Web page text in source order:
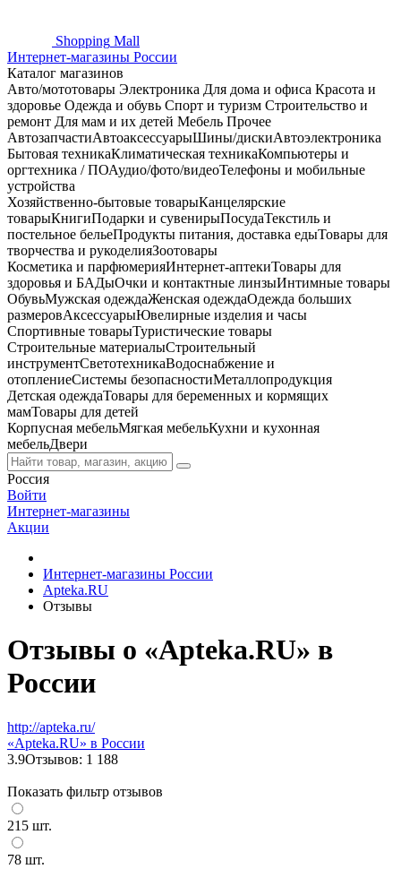
Shopping Mall
Интернет-магазины России
Каталог магазинов
Авто/мототовары Электроника Для дома и офиса Красота и
здоровье Одежда и обувь Спорт и туризм Строительство и
ремонт Для мам и их детей Мебель Прочее
АвтозапчастиАвтоаксессуарыШины/дискиАвтоэлектроника
Бытовая техникаКлиматическая техникаКомпьютеры и
оргтехника / ПОАудио/фото/видеоТелефоны и мобильные
устройства
Хозяйственно-бытовые товарыКанцелярские
товарыКнигиПодарки и сувенирыПосудаТекстиль и
постельное бельеПродукты питания, доставка едыТовары для
творчества и рукоделияЗоотовары
Косметика и парфюмерияИнтернет-аптекиТовары для
здоровья и БАДыОчки и контактные линзыИнтимные товары
ОбувьМужская одеждаЖенская одеждаОдежда больших
размеровАксессуарыЮвелирные изделия и часы
Спортивные товарыТуристические товары
Строительные материалыСтроительный
инструментСветотехникаВодоснабжение и
отоплениеСистемы безопасностиМеталлопродукция
Детская одеждаТовары для беременных и кормящих
мамТовары для детей
Корпусная мебельМягкая мебельКухни и кухонная
мебельДвери
Россия
Войти
Интернет-магазины
Акции
Интернет-магазины России
Apteka.RU
Отзывы
Отзывы о «Apteka.RU» в
России
http://apteka.ru/
«Apteka.RU» в России
3.9Отзывов: 1 188
Показать фильтр отзывов
215 шт.
78 шт.